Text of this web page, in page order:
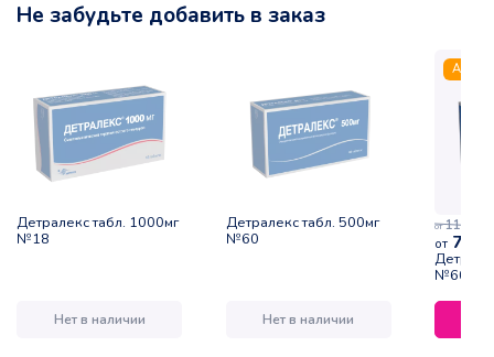
Не забудьте добавить в заказ
Детралекс табл. 1000мг
№18
Нет в наличии
Детралекс табл. 500мг
№60
Нет в наличии
Акция
от 110,32
от
№60